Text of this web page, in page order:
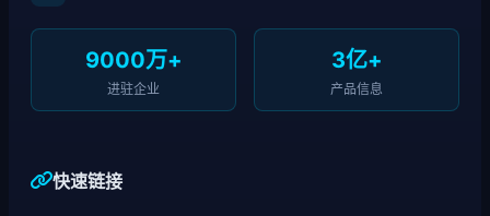
9000万+
进驻企业
3亿+
产品信息
快速链接